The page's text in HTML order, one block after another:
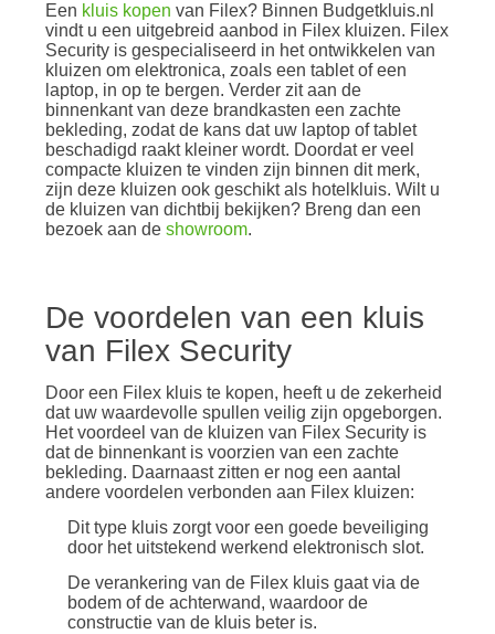
Een kluis kopen van Filex? Binnen Budgetkluis.nl
vindt u een uitgebreid aanbod in Filex kluizen. Filex
Security is gespecialiseerd in het ontwikkelen van
kluizen om elektronica, zoals een tablet of een
laptop, in op te bergen. Verder zit aan de
binnenkant van deze brandkasten een zachte
bekleding, zodat de kans dat uw laptop of tablet
beschadigd raakt kleiner wordt. Doordat er veel
compacte kluizen te vinden zijn binnen dit merk,
zijn deze kluizen ook geschikt als hotelkluis. Wilt u
de kluizen van dichtbij bekijken? Breng dan een
bezoek aan de showroom.
De voordelen van een kluis
van Filex Security
Door een Filex kluis te kopen, heeft u de zekerheid
dat uw waardevolle spullen veilig zijn opgeborgen.
Het voordeel van de kluizen van Filex Security is
dat de binnenkant is voorzien van een zachte
bekleding. Daarnaast zitten er nog een aantal
andere voordelen verbonden aan Filex kluizen:
Dit type kluis zorgt voor een goede beveiliging
door het uitstekend werkend elektronisch slot.
De verankering van de Filex kluis gaat via de
bodem of de achterwand, waardoor de
constructie van de kluis beter is.